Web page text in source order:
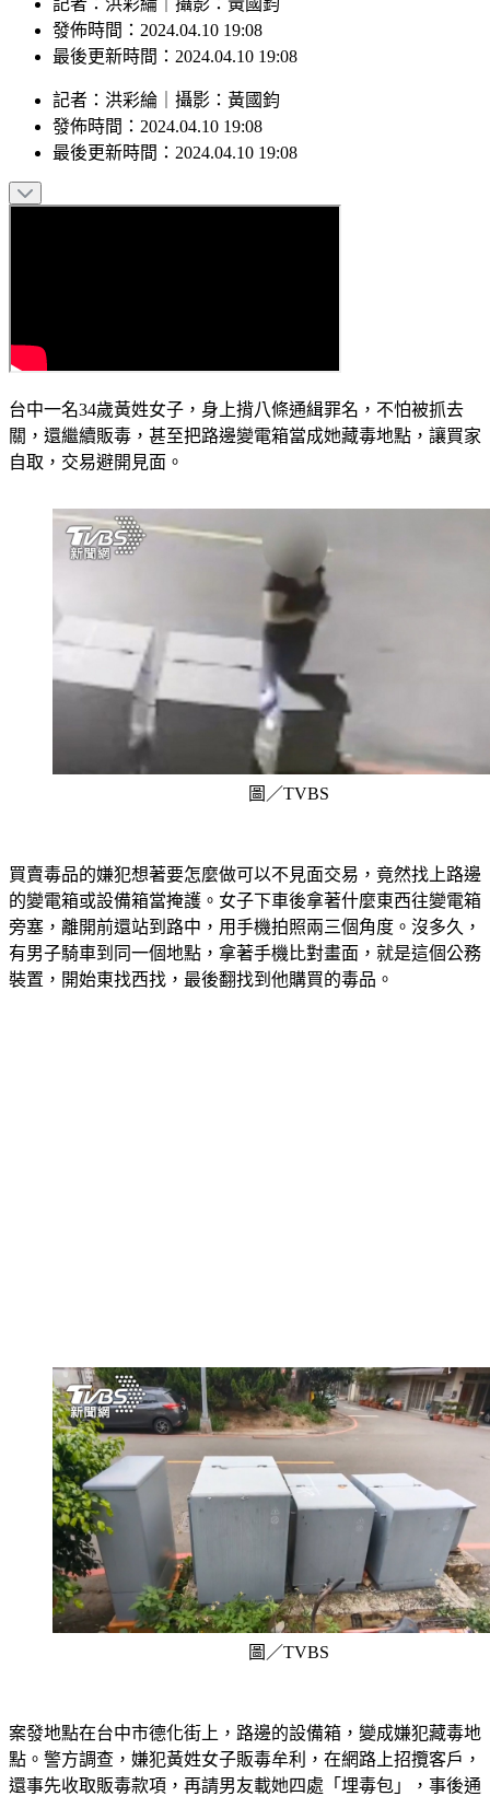
記者：洪彩綸｜攝影：黃國鈞
發佈時間：2024.04.10 19:08
記者：洪彩綸｜攝影：黃國鈞
發佈時間：2024.04.10 19:08
台中一名34歲黃姓女子，身上揹八條通緝罪名，不怕被抓去
關，還繼續販毒，甚至把路邊變電箱當成她藏毒地點，讓買家
買賣毒品的嫌犯想著要怎麼做可以不見面交易，竟然找上路邊
的變電箱或設備箱當掩護。女子下車後拿著什麼東西往變電箱
旁塞，離開前還站到路中，用手機拍照兩三個角度。沒多久，
有男子騎車到同一個地點，拿著手機比對畫面，就是這個公務
案發地點在台中市德化街上，路邊的設備箱，變成嫌犯藏毒地
點。警方調查，嫌犯黃姓女子販毒牟利，在網路上招攬客戶，